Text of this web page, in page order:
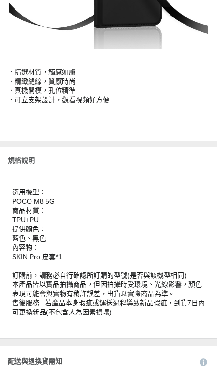
．精選材質，觸感如膚
．精緻縫線，質感時尚
．真機開模，孔位精準
．可立支架設計，觀看視頻好方便
規格說明
適用機型：
POCO M8 5G
商品材質：
TPU+PU
提供顏色：
藍色、黑色
內容物：
SKIN Pro 皮套*1
訂購前，請務必自行確認所訂購的型號(是否與該機型相同)
本產品皆以實品拍攝商品，但因拍攝時受環境、光線影響，顏色
表現可能會與實物有稍許誤差，出貨以實際商品為準。
售後服務 : 若產品本身瑕疵或運送過程導致新品瑕疵，到貨7日內
可更換新品(不包含人為因素損壞)
配送與退換貨需知